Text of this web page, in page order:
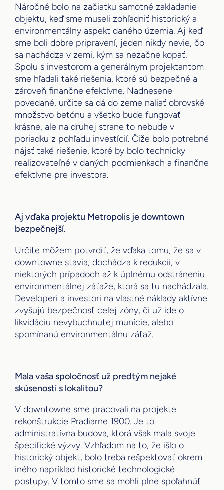
Náročné bolo na začiatku samotné zakladanie
objektu, keď sme museli zohľadniť historický a
environmentálny aspekt daného územia. Aj keď
sme boli dobre pripravení, jeden nikdy nevie, čo
sa nachádza v zemi, kým sa nezačne kopať.
Spolu s investorom a generálnym projektantom
sme hľadali také riešenia, ktoré sú bezpečné a
zároveň finančne efektívne. Nadnesene
povedané, určite sa dá do zeme naliať obrovské
množstvo betónu a všetko bude fungovať
krásne, ale na druhej strane to nebude v
poriadku z pohľadu investícií. Čiže bolo potrebné
nájsť také riešenie, ktoré by bolo technicky
realizovateľné v daných podmienkach a finančne
efektívne pre investora.
Aj vďaka projektu Metropolis je downtown
bezpečnejší.
Určite môžem potvrdiť, že vďaka tomu, že sa v
downtowne stavia, dochádza k redukcii, v
niektorých prípadoch až k úplnému odstráneniu
environmentálnej záťaže, ktorá sa tu nachádzala.
Developeri a investori na vlastné náklady aktívne
zvyšujú bezpečnosť celej zóny, či už ide o
likvidáciu nevybuchnutej munície, alebo
spomínanú environmentálnu záťaž.
Mala vaša spoločnosť už predtým nejaké
skúsenosti s lokalitou?
V downtowne sme pracovali na projekte
rekonštrukcie Pradiarne 1900. Je to
administratívna budova, ktorá však mala svoje
špecifické výzvy. Vzhľadom na to, že išlo o
historický objekt, bolo treba rešpektovať okrem
iného napríklad historické technologické
postupy. V tomto sme sa mohli plne spoľahnúť